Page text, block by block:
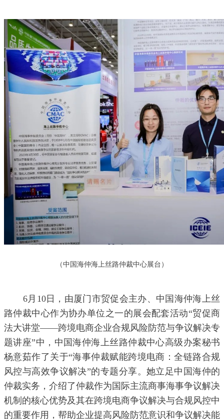
（中国海仲海上丝路仲裁中心展台）
6月10日，由厦门市贸促会主办、中国海仲海上丝
路仲裁中心作为协办单位之一的展会配套活动“贸促商
法大讲堂——跨境电商企业合规风险防范与争议解决专
题讲座”中，中国海仲海上丝路仲裁中心高级办案秘书
杨意茹作了关于“海事仲裁赋能跨境电商：全链路合规
风控与高效争议解决”的专题分享。她立足中国海仲的
仲裁实务，介绍了仲裁作为国际主流商事海事争议解决
机制的核心优势及其在跨境电商争议解决与合规风控中
的重要作用，帮助企业提高风险防范意识和争议解决能